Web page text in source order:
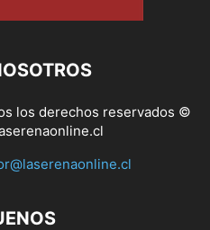
los derechos reservados ©